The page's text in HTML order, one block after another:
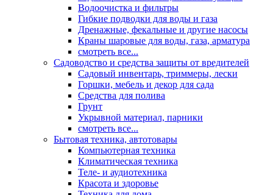
Водоочистка и фильтры
Гибкие подводки для воды и газа
Дренажные, фекальные и другие насосы
Краны шаровые для воды, газа, арматура
смотреть все...
Садоводство и средства защиты от вредителей
Садовый инвентарь, триммеры, лески
Горшки, мебель и декор для сада
Средства для полива
Грунт
Укрывной материал, парники
смотреть все...
Бытовая техника, автотовары
Компьютерная техника
Климатическая техника
Теле- и аудиотехника
Красота и здоровье